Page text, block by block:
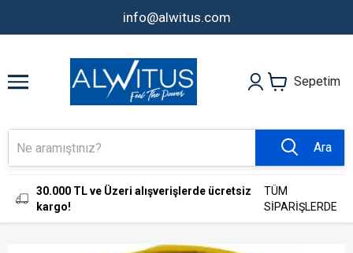
info@alwitus.com
Sepetim
Ara
30.000 TL ve Üzeri alışverişlerde ücretsiz
kargo!
TÜM
SİPARİŞLERDE